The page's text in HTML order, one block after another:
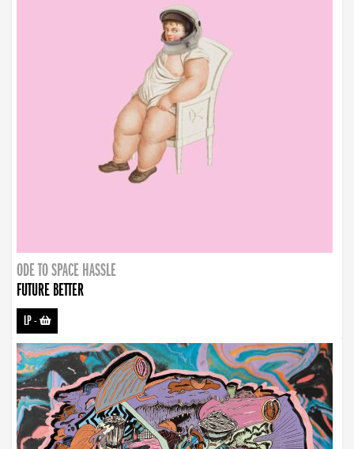
ODE TO SPACE HASSLE
FUTURE BETTER
LP-